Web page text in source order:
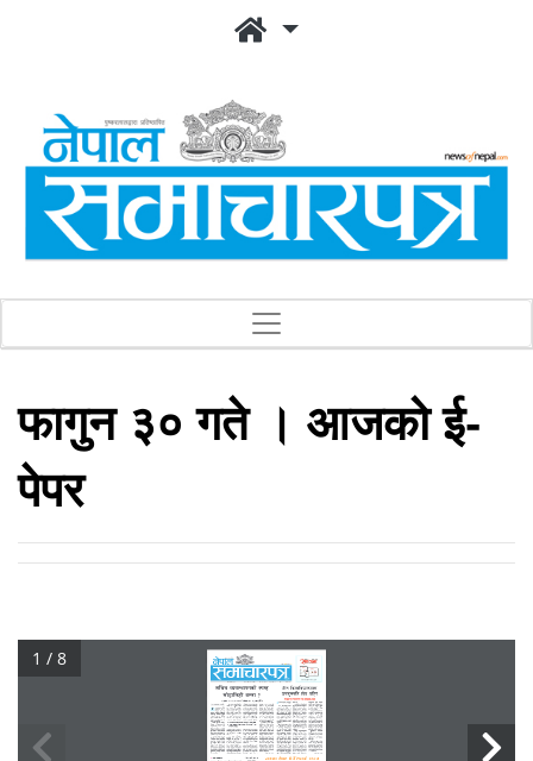
फागुन ३० गते । आजको ई-
पेपर
1 / 8